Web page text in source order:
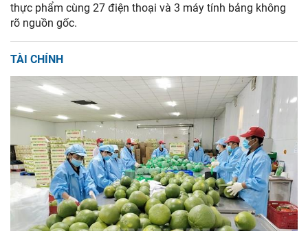
thực phẩm cùng 27 điện thoại và 3 máy tính bảng không
rõ nguồn gốc.
TÀI CHÍNH